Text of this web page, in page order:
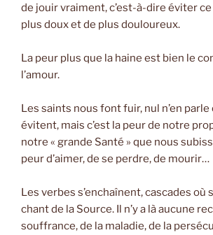
de jouir vraiment, c’est-à-dire éviter ce
plus doux et de plus douloureux.
La peur plus que la haine est bien le
l’amour.
Les saints nous font fuir, nul n’en
évitent, mais c’est la peur de notre
notre « grande Santé » que nous
peur d’aimer, de se perdre, de mourir…
Les verbes s’enchaînent, cascades où
chant de la Source. Il n’y a là aucune
souffrance, de la maladie, de la